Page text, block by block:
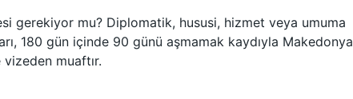
gerekiyor mu? Diplomatik, hususi, hizmet veya umuma
180 gün içinde 90 günü aşmamak kaydıyla Makedonya
muaftır.